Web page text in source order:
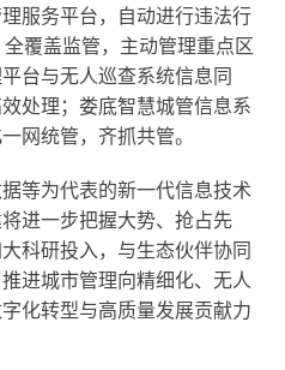
服务平台，自动进行违法行
覆盖监管，主动管理重点区
台与无人巡查系统信息同
处理；娄底智慧城管信息系
网统管，齐抓共管。
等为代表的新一代信息技术
进一步把握大势、抢占先
科研投入，与生态伙伴协同
进城市管理向精细化、无人
化转型与高质量发展贡献力